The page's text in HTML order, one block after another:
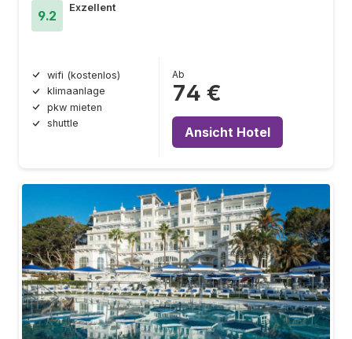
9.2
Exzellent
wifi (kostenlos)
klimaanlage
pkw mieten
shuttle
Ab
74 €
Ansicht Hotel